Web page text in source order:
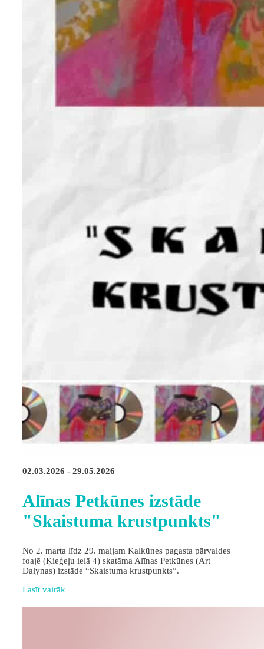
02.03.2026 - 29.05.2026
Alīnas Petkūnes izstāde
"Skaistuma krustpunkts"
No 2. marta līdz 29. maijam Kalkūnes pagasta pārvaldes
foajē (Ķieģeļu ielā 4) skatāma Alīnas Petkūnes (Art
Dalynas) izstāde “Skaistuma krustpunkts”.
Lasīt vairāk